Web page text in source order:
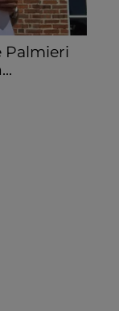
Palmieri
du 18 au 20